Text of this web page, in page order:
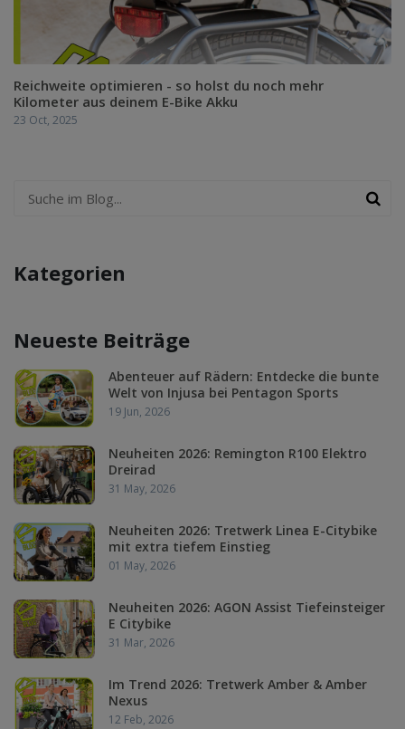
Reichweite optimieren - so holst du noch mehr
Kilometer aus deinem E-Bike Akku
23 Oct, 2025
Kategorien
Neueste Beiträge
Abenteuer auf Rädern: Entdecke die bunte
Welt von Injusa bei Pentagon Sports
19 Jun, 2026
Neuheiten 2026: Remington R100 Elektro
Dreirad
31 May, 2026
Neuheiten 2026: Tretwerk Linea E-Citybike
mit extra tiefem Einstieg
01 May, 2026
Neuheiten 2026: AGON Assist Tiefeinsteiger
E Citybike
31 Mar, 2026
Im Trend 2026: Tretwerk Amber & Amber
Nexus
12 Feb, 2026